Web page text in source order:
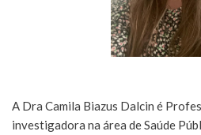
A Dra Camila Biazus Dalcin é
investigadora na área de Saúde